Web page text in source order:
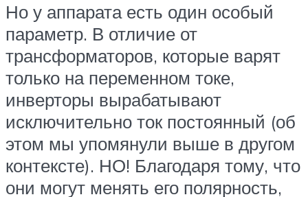
Но у аппарата есть один особый
параметр. В отличие от
трансформаторов, которые варят
только на переменном токе,
инверторы вырабатывают
исключительно ток постоянный (об
этом мы упомянули выше в другом
контексте). НО! Благодаря тому, что
они могут менять его полярность,